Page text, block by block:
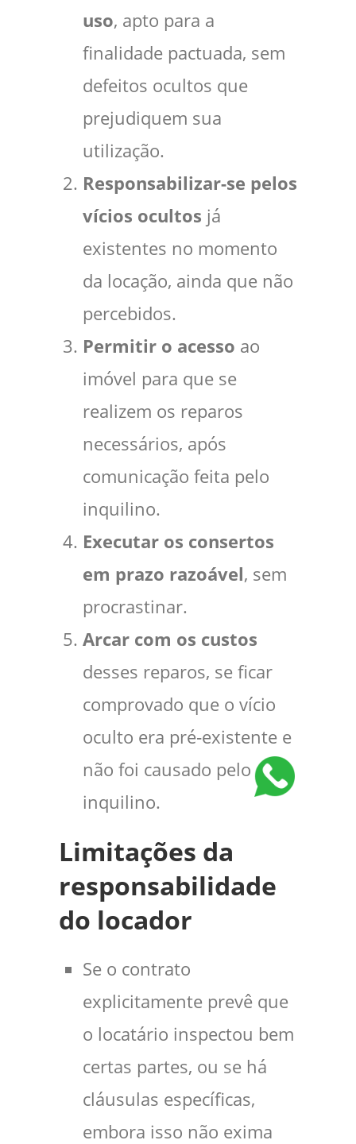
uso, apto para a
finalidade pactuada, sem
defeitos ocultos que
prejudiquem sua
utilização.
Responsabilizar-se pelos
vícios ocultos já
existentes no momento
da locação, ainda que não
percebidos.
Permitir o acesso ao
imóvel para que se
realizem os reparos
necessários, após
comunicação feita pelo
inquilino.
Executar os consertos
em prazo razoável, sem
procrastinar.
Arcar com os custos
desses reparos, se ficar
comprovado que o vício
oculto era pré‑existente e
não foi causado pelo
inquilino.
Limitações da
responsabilidade
do locador
Se o contrato
explicitamente prevê que
o locatário inspectou bem
certas partes, ou se há
cláusulas específicas,
embora isso não exima